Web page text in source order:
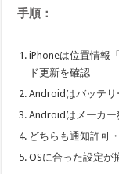
手順：
iPhoneは位置情報
ド更新を確認
Androidはバッテリ
Androidはメーカ
どちらも通知許可
OSに合った設定が